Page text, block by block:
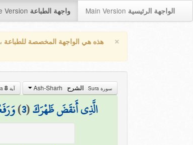
Version واجهة الطباعة Main Version الواجهة الرئيسية
× هذه هي الواجهة المخصصة للطباعة
سورة Sura الشرح آية Aya 8
الَّذِي أَنقَضَ ظَهْرَكَ(
3
)